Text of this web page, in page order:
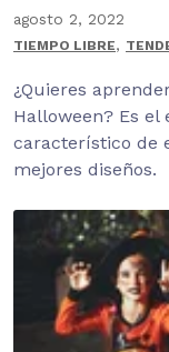
agosto 2, 2022
TIEMPO LIBRE,
¿Quieres
Halloween? Es
característico de
mejores diseños.